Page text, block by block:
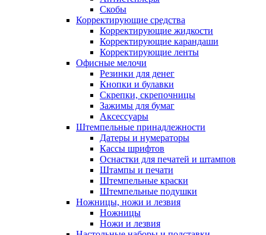
Скобы
Корректирующие средства
Корректирующие жидкости
Корректирующие карандаши
Корректирующие ленты
Офисные мелочи
Резинки для денег
Кнопки и булавки
Скрепки, скрепочницы
Зажимы для бумаг
Аксессуары
Штемпельные принадлежности
Датеры и нумераторы
Кассы шрифтов
Оснастки для печатей и штампов
Штампы и печати
Штемпельные краски
Штемпельные подушки
Ножницы, ножи и лезвия
Ножницы
Ножи и лезвия